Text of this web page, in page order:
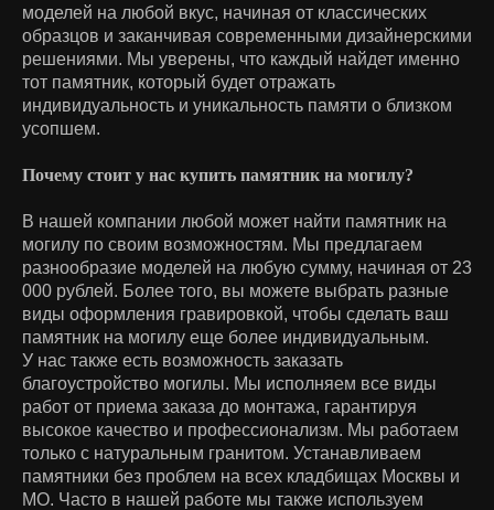
моделей на любой вкус, начиная от классических
образцов и заканчивая современными дизайнерскими
решениями. Мы уверены, что каждый найдет именно
тот памятник, который будет отражать
индивидуальность и уникальность памяти о близком
усопшем.
Почему стоит у нас купить памятник на могилу?
В нашей компании любой может найти памятник на
могилу по своим возможностям. Мы предлагаем
разнообразие моделей на любую сумму, начиная от 23
000 рублей. Более того, вы можете выбрать разные
виды оформления гравировкой, чтобы сделать ваш
памятник на могилу еще более индивидуальным.
У нас также есть возможность заказать
благоустройство могилы. Мы исполняем все виды
работ от приема заказа до монтажа, гарантируя
высокое качество и профессионализм. Мы работаем
только с натуральным гранитом. Устанавливаем
памятники без проблем на всех кладбищах Москвы и
МО. Часто в нашей работе мы также используем